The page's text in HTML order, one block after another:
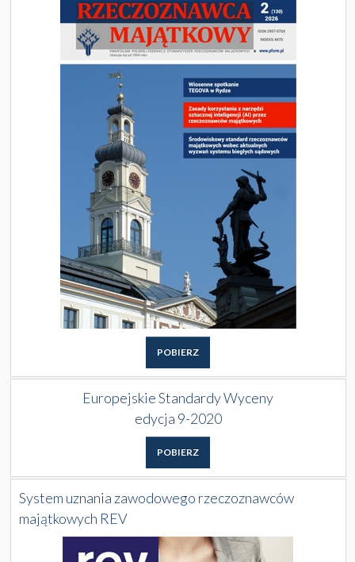
POBIERZ
Europejskie Standardy Wyceny
edycja 9-2020
POBIERZ
System uznania zawodowego rzeczoznawców
majątkowych REV